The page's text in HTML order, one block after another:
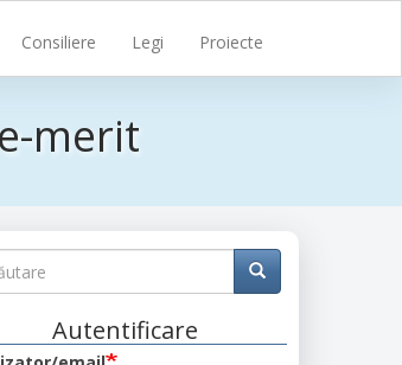
Consiliere Legi Proiecte
merit
Căutare
Autentificare